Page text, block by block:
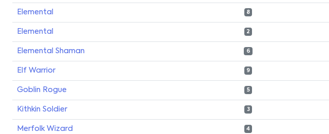
Elemental 8
Elemental 2
Elemental Shaman 6
Elf Warrior 9
Goblin Rogue 5
Kithkin Soldier 3
Merfolk Wizard 4